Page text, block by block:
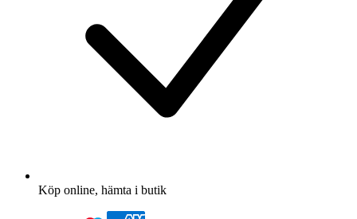
Köp online, hämta i butik